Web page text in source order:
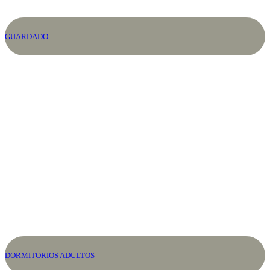
GUARDADO
DORMITORIOS ADULTOS